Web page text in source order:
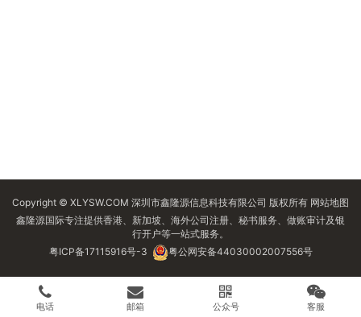
Copyright © XLYSW.COM 深圳市鑫隆源信息科技有限公司 版权所有 网站地图
鑫隆源国际专注提供香港、新加坡、海外公司注册、秘书服务、做账审计及银
行开户等一站式服务。
粤ICP备17115916号-3
粤公网安备44030002007556号
电话 邮箱 公众号 客服